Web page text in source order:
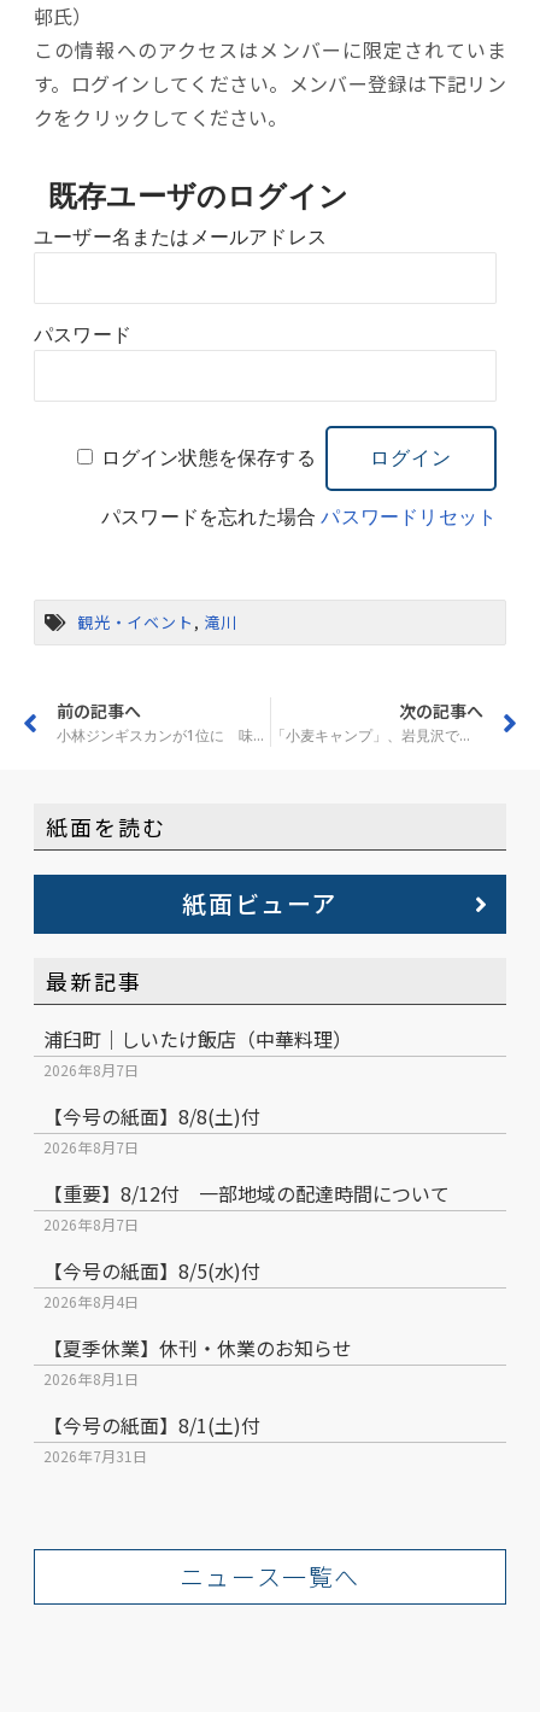
邨氏）
この情報へのアクセスはメンバーに限定されていま
す。ログインしてください。メンバー登録は下記リン
クをクリックしてください。
既存ユーザのログイン
ユーザー名またはメールアドレス
パスワード
ログイン状態を保存する
パスワードを忘れた場合パスワードリセット
観光・イベント , 滝川
前の記事へ
小林ジンギスカンが1位に 味付けジンギスカンＧＰ
次の記事へ
「小麦キャンプ」、岩見沢で初開催 30日と7月1日
紙面を読む
紙面ビューア
最新記事
浦臼町｜しいたけ飯店（中華料理）
2026年8月7日
【今号の紙面】8/8(土)付
2026年8月7日
【重要】8/12付 一部地域の配達時間について
2026年8月7日
【今号の紙面】8/5(水)付
2026年8月4日
【夏季休業】休刊・休業のお知らせ
2026年8月1日
【今号の紙面】8/1(土)付
2026年7月31日
ニュース一覧へ